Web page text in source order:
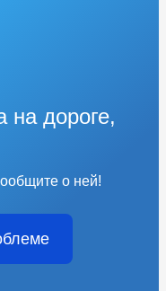
на дороге,
о ней!